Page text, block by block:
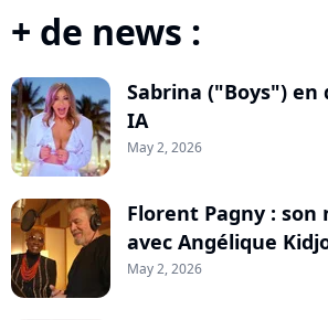
+ de news :
Sabrina ("Boys") en
IA
May 2, 2026
Florent Pagny : son
avec Angélique
May 2, 2026